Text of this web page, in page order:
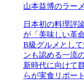
山本益博のラー
日本初の料理評
が「美味しい革
B級グルメとし
ンも認める一流
新時代に向けて
らが実食リポー